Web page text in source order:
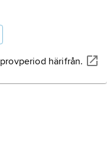
härifrån.